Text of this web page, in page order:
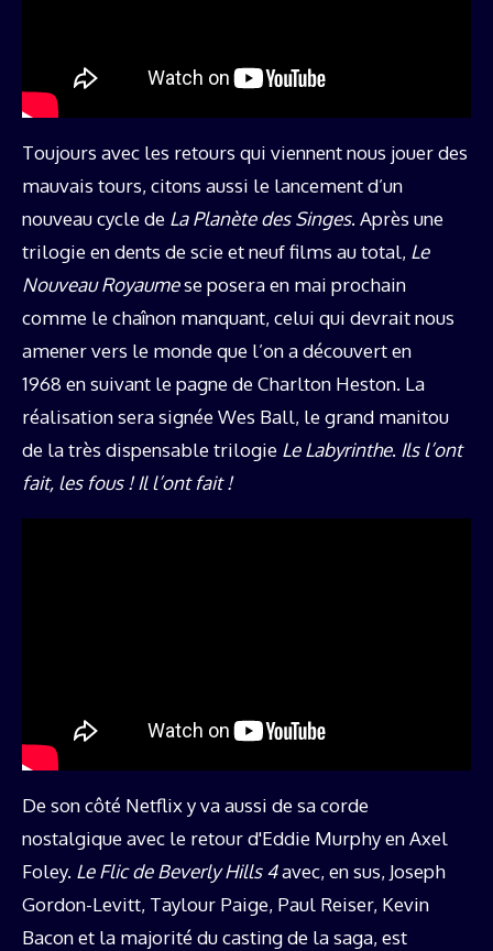
Toujours avec les retours qui viennent nous jouer des
mauvais tours, citons aussi le lancement d’un
nouveau cycle de La Planète des Singes. Après une
trilogie en dents de scie et neuf films au total, Le
Nouveau Royaumese posera en mai prochain
comme le chaînon manquant, celui qui devrait nous
amener vers le monde que l’on a découvert en
1968 en suivant le pagne de Charlton Heston. La
réalisation sera signée Wes Ball, le grand manitou
de la très dispensable trilogie Le Labyrinthe. Ils l’ont
fait, les fous ! Il l’ont fait !
De son côté Netflix y va aussi de sa corde
nostalgique avec le retour d'Eddie Murphy en Axel
Foley. Le Flic de Beverly Hills 4avec, en sus, Joseph
Gordon-Levitt, Taylour Paige, Paul Reiser, Kevin
Bacon et la majorité du casting de la saga, est